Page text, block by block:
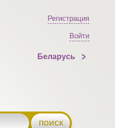
Регистрация
Войти
Беларусь
поиск